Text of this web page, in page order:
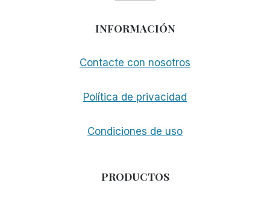
INFORMACIÓN
Contacte con nosotros
Política de privacidad
Condiciones de uso
PRODUCTOS